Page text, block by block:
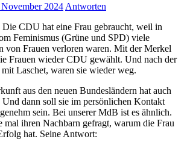
2024 Antworten
Die CDU hat eine Frau gebraucht, weil in
Feminismus (Grüne und SPD) viele
von Frauen verloren waren. Mit der Merkel
Frauen wieder CDU gewählt. Und nach der
Laschet, waren sie wieder weg.
aus den neuen Bundesländern hat auch
Und dann soll sie im persönlichen Kontakt
sein. Bei unserer MdB ist es ähnlich.
mal ihren Nachbarn gefragt, warum die Frau
hat. Seine Antwort: